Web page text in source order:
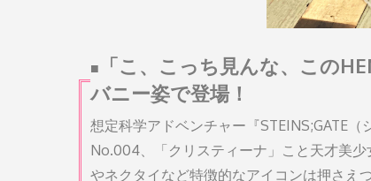
■
「こ、こっち見んな、この
バニー姿で登場！
想定科学アドベンチャー『STEINS;GATE
No.004、「クリスティーナ」こと天才美
やネクタイなど特徴的なアイコンは押さえ